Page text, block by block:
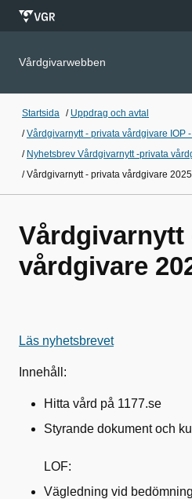
Vårdgivarwebben
Startsida / Uppdrag och avtal
/Vårdgivarnytt - privata vårdgivare IOP
/ Nyhetsbrev Vårdgivarnytt -privata
/Vårdgivarnytt - privata vårdgivare
Vårdgivarnytt
vårdgivare
Läs nyhetsbrevet
Innehåll:
Hitta vård på 1177.se
Styrande dokument och
LOF:
Vägledning vid